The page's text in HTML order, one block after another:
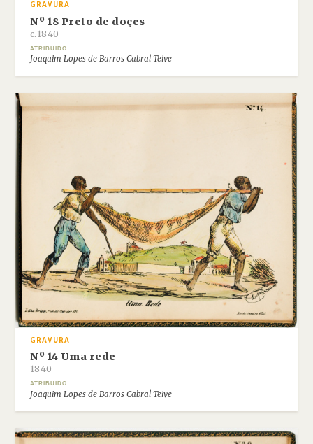
GRAVURA
Nº 18 Preto de doçes
c.1840
ATRIBUÍDO
Joaquim Lopes de Barros Cabral Teive
GRAVURA
Nº 14 Uma rede
1840
ATRIBUÍDO
Joaquim Lopes de Barros Cabral Teive